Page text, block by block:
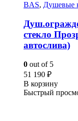
BAS, Душевые
стекло
автослива)
0 out of 5
51 190 ₽
В корзину
Быстрый